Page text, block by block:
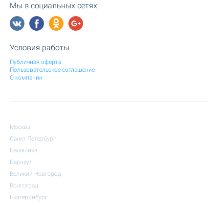
Мы в социальных сетях:
Условия работы
Публичная оферта
Пользовательское соглашение
О компании
Москва
Санкт-Петербург
Балашиха
Барнаул
Великий Новгород
Волгоград
Екатеринбург